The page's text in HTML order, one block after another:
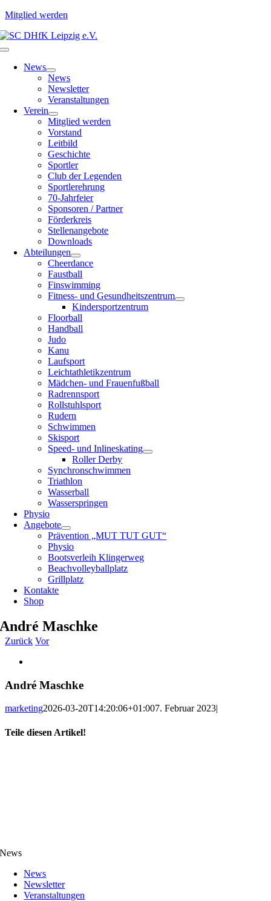
Mitglied werden
Zum
Inhalt
Toggle
NavigationNews
News
Newsletter
Veranstaltungen
Verein
Mitglied werden
Vorstand
Leitbild
Geschichte
Sportler
Club der Legenden
Sportlerehrung
70-Jahrfeier
Sponsoren / Partner
Förderkreis
Stellenangebote
Downloads
Abteilungen
Cheerdance
Faustball
Finswimming
Fitness- und Gesundheitszentrum
Kindersportzentrum
Floorball
Handball
Judo
Kanu
Laufsport
Leichtathletikzentrum
Mädchen- und Frauenfußball
Radrennsport
Rollstuhlsport
Rudern
Schwimmen
Skisport
Speed- und Inlineskating
Roller Derby
Synchronschwimmen
Triathlon
Wasserball
Wasserspringen
Physio
Angebote
Prävention „MUT TUT GUT“
Physio
Bootsverleih Klingerweg
Beachvolleyballplatz
Grillplatz
Kontakte
Shop
André Maschke
Zurück Vor
Bild
André Maschke
marketing2026-03-20T14:20:06+01:007. Februar 2023|
Teile diesen Artikel!
News
News
Newsletter
Veranstaltungen